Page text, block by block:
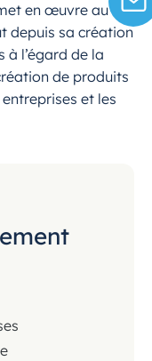
en œuvre au
depuis sa création
à l’égard de la
de produits
et les